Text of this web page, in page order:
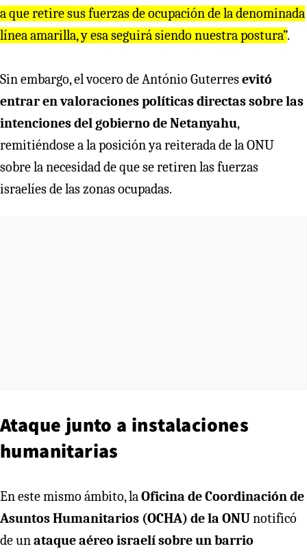
a que retire sus fuerzas de ocupación de la denominada
línea amarilla, y esa seguirá siendo nuestra postura”.
Sin embargo, el vocero de António Guterresevitó
entrar en valoraciones políticas directas sobre las
intenciones del gobierno de Netanyahu,
remitiéndose a la posición ya reiterada de la ONU
sobre la necesidad de que se retiren las fuerzas
israelíes de las zonas ocupadas.
Ataque junto a instalaciones
humanitarias
En este mismo ámbito, laOficina de Coordinación de
Asuntos Humanitarios (OCHA) de la ONUnotificó
de unataque aéreo israelí sobre un barrio